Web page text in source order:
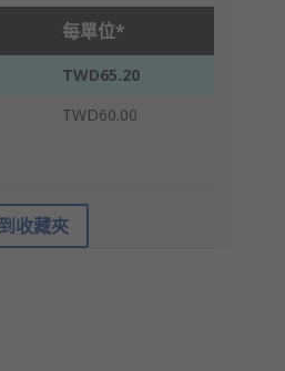
每單位*
TWD65.20
TWD60.00
收藏夾